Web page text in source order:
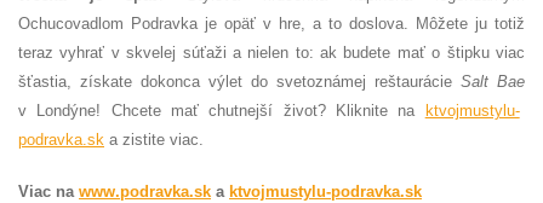
Ochucovadlom Podravka je opäť v hre, a to doslova. Môžete ju totiž
teraz vyhrať v skvelej súťaži a nielen to: ak budete mať o štipku viac
šťastia, získate dokonca výlet do svetoznámej reštaurácie Salt Bae
v Londýne! Chcete mať chutnejší život? Kliknite na ktvojmustylu-
podravka.sk a zistite viac.
Viac na www.podravka.sk a ktvojmustylu-podravka.sk